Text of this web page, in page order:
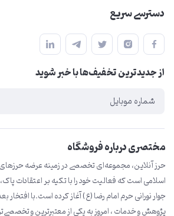
09210446578
herzeonline@gmail.com
مشهد مقدس ،خیابان امام رضا(ع) ، حرم مطهر
امام رضا (ع)
دسترسی سریع
حساب کاربری
مجله فروشگاه
لیست محصولات
درباره ما
از جدید‌ترین تخفیف‌ها با‌ خبر شوید
مختصری درباره فروشگاه
حرز آنلاین، مجموعه‌ای تخصصی در زمینه عرضه
اسلامی است که فعالیت خود را با تکیه بر اعتقادات
پژوهش و خدمات ، امروز به یکی از معتبرترین و